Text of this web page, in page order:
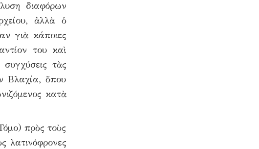
διαφόρων
ἀλλὰ ὁ
γιὰ κάποιες
του καὶ
τὰς
Βλαχία, ὅπου
κατὰ
πρὸς τοὺς
λατινόφρονες